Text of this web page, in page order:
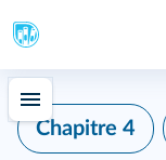
Chapitre 4